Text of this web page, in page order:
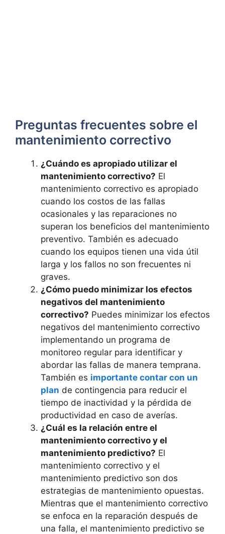
Preguntas frecuentes sobre el
mantenimiento correctivo
¿Cuándo es apropiado utilizar el
mantenimiento correctivo? El
mantenimiento correctivo es apropiado
cuando los costos de las fallas
ocasionales y las reparaciones no
superan los beneficios del mantenimiento
preventivo. También es adecuado
cuando los equipos tienen una vida útil
larga y los fallos no son frecuentes ni
graves.
¿Cómo puedo minimizar los efectos
negativos del mantenimiento
correctivo? Puedes minimizar los efectos
negativos del mantenimiento correctivo
implementando un programa de
monitoreo regular para identificar y
abordar las fallas de manera temprana.
También es importante contar con un
plan de contingencia para reducir el
tiempo de inactividad y la pérdida de
productividad en caso de averías.
¿Cuál es la relación entre el
mantenimiento correctivo y el
mantenimiento predictivo? El
mantenimiento correctivo y el
mantenimiento predictivo son dos
estrategias de mantenimiento opuestas.
Mientras que el mantenimiento correctivo
se enfoca en la reparación después de
una falla, el mantenimiento predictivo se